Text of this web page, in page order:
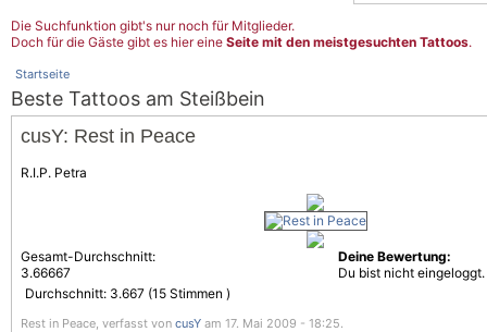
Die Suchfunktion gibt's nur noch für Mitglieder.
Doch für die Gäste gibt es hier eine Seite mit den meistgesuchten Tattoos.
Startseite
Beste Tattoos am Steißbein
cusY: Rest in Peace
R.I.P. Petra
Gesamt-Durchschnitt:
3.66667
Durchschnitt: 3.667 (15 Stimmen )
Deine Bewertung:
Du bist nicht eingeloggt.
Rest in Peace, verfasst von cusY am 17. Mai 2009 - 18:25.